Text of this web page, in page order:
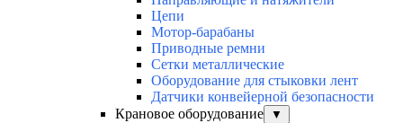
Цепи
Мотор-барабаны
Приводные ремни
Сетки металлические
Оборудование для стыковки лент
Датчики конвейерной безопасности
Крановое оборудование
▼